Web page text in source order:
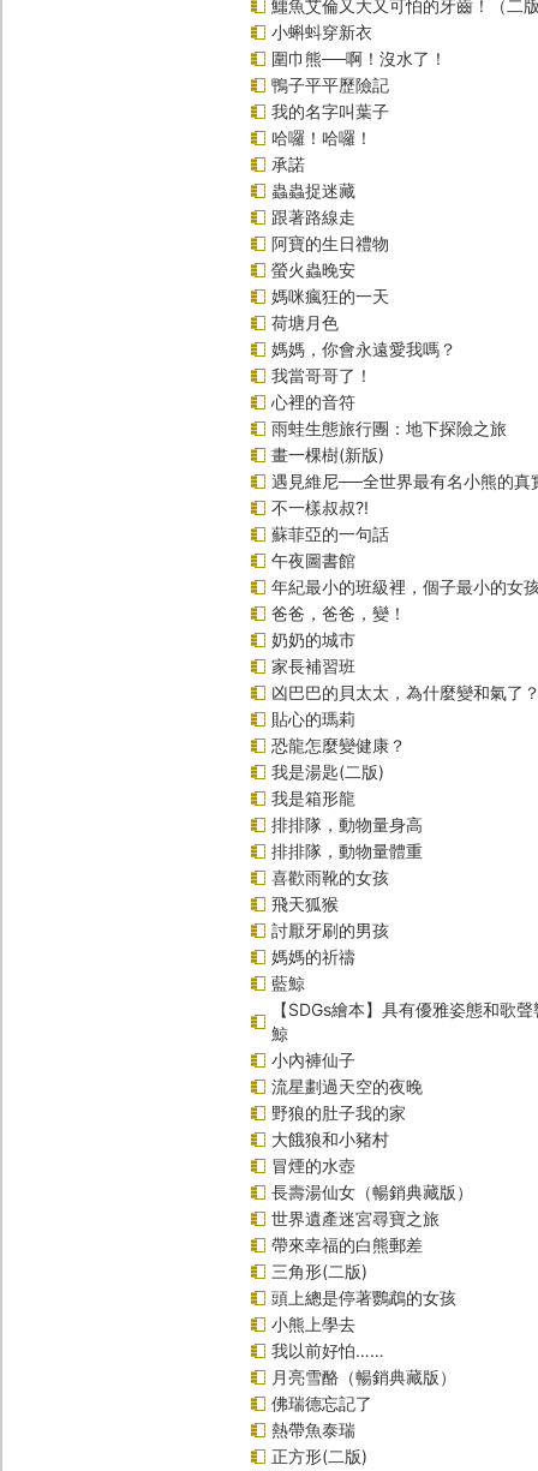
鱷魚艾倫又大又可怕的牙齒！（二
小蝌蚪穿新衣
圍巾熊──啊！沒水了！
鴨子平平歷險記
我的名字叫葉子
哈囉！哈囉！
承諾
蟲蟲捉迷藏
跟著路線走
阿寶的生日禮物
螢火蟲晚安
媽咪瘋狂的一天
荷塘月色
媽媽，你會永遠愛我嗎？
我當哥哥了！
心裡的音符
雨蛙生態旅行團：地下探險之旅
畫一棵樹(新版)
遇見維尼──全世界最有名小熊的真
不一樣叔叔?!
蘇菲亞的一句話
午夜圖書館
年紀最小的班級裡，個子最小的女
爸爸，爸爸，變！
奶奶的城市
家長補習班
凶巴巴的貝太太，為什麼變和氣了
貼心的瑪莉
恐龍怎麼變健康？
我是湯匙(二版)
我是箱形龍
排排隊，動物量身高
排排隊，動物量體重
喜歡雨靴的女孩
飛天狐猴
討厭牙刷的男孩
媽媽的祈禱
藍鯨
【SDGs繪本】具有優雅姿態和歌
鯨
小內褲仙子
流星劃過天空的夜晚
野狼的肚子我的家
大餓狼和小豬村
冒煙的水壺
長壽湯仙女（暢銷典藏版）
世界遺產迷宮尋寶之旅
帶來幸福的白熊郵差
三角形(二版)
頭上總是停著鸚鵡的女孩
小熊上學去
我以前好怕……
月亮雪酪（暢銷典藏版）
佛瑞德忘記了
熱帶魚泰瑞
正方形(二版)